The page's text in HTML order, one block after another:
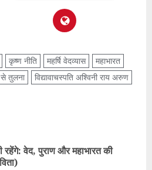
कृष्ण नीति महर्षि वेदव्यास
महाभारत
से तुलना
विद्यावाचस्पति अश्विनी राय अरुण
रहेंगे: वेद, पुराण और महाभारत की